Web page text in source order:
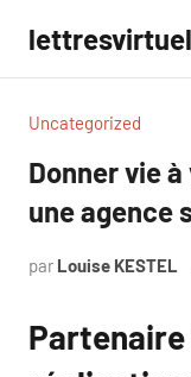
contenu
Uncategorized
Donner vie
une agence
par Louise KESTEL